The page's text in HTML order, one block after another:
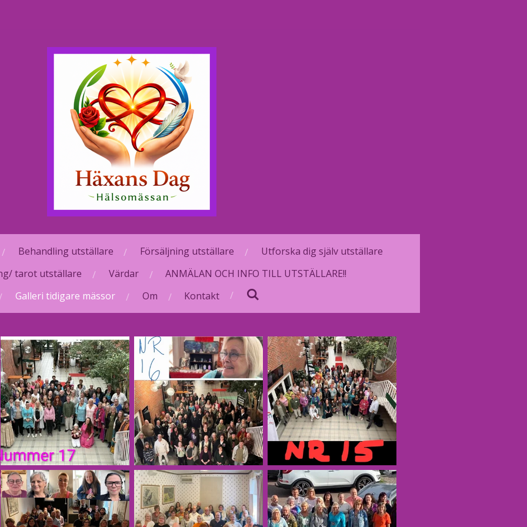
Behandling utställare Försäljning utställare
Utforska dig själv utställare
tarot utställare
Värdar
ANMÄLAN OCH INFO TILL UTSTÄLLARE!!
Galleri tidigare mässor
Om Kontakt